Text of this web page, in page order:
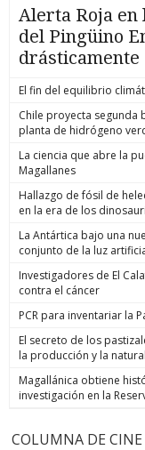
Alerta Roja
del Pingüino
drásticamente
El fin del equilibrio
Chile proyecta segunda
planta de hidrógeno
La ciencia que abre la
Magallanes
Hallazgo de fósil de
en la era de los
La Antártica bajo una
conjunto de la luz
Investigadores de El
contra el cáncer
PCR para inventariar la
El secreto de los
la producción y la
Magallánica obtiene
investigación en la
COLUMNA DE CINE